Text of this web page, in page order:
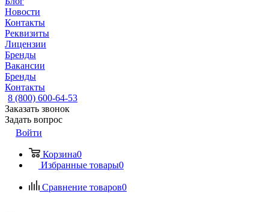
Новости
Контакты
Реквизиты
Лицензии
Бренды
Вакансии
Бренды
Контакты
8 (800) 600-64-53
Заказать звонок
Задать вопрос
Войти
Корзина0
Избранные товары0
Сравнение товаров0